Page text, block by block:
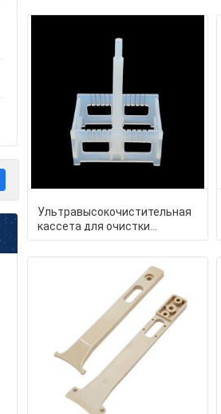
Ультравысокочистительная
кассета для очистки
формованных вафелей с
инъекцией PFA